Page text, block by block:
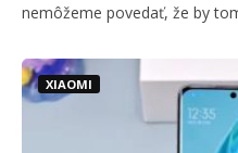
nemôžeme povedať, že by
XIAOMI